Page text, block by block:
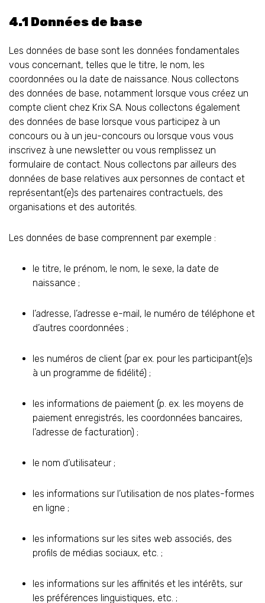
4.1 Données de base
Les données de base sont les données fondamentales
vous concernant, telles que le titre, le nom, les
coordonnées ou la date de naissance. Nous collectons
des données de base, notamment lorsque vous créez un
compte client chez Krix SA. Nous collectons également
des données de base lorsque vous participez à un
concours ou à un jeu-concours ou lorsque vous vous
inscrivez à une newsletter ou vous remplissez un
formulaire de contact. Nous collectons par ailleurs des
données de base relatives aux personnes de contact et
représentant(e)s des partenaires contractuels, des
organisations et des autorités.
Les données de base comprennent par exemple :
le titre, le prénom, le nom, le sexe, la date de
naissance ;
l’adresse, l’adresse e-mail, le numéro de téléphone et
d’autres coordonnées ;
les numéros de client (par ex. pour les participant(e)s
à un programme de fidélité) ;
les informations de paiement (p. ex. les moyens de
paiement enregistrés, les coordonnées bancaires,
l’adresse de facturation) ;
le nom d’utilisateur ;
les informations sur l’utilisation de nos plates-formes
en ligne ;
les informations sur les sites web associés, des
profils de médias sociaux, etc. ;
les informations sur les affinités et les intérêts, sur
les préférences linguistiques, etc. ;